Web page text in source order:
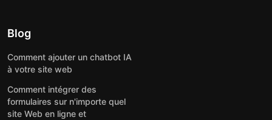
Blog
Comment ajouter un chatbot IA
à votre site web
Comment intégrer des
formulaires sur n'importe quel
site Web en ligne et